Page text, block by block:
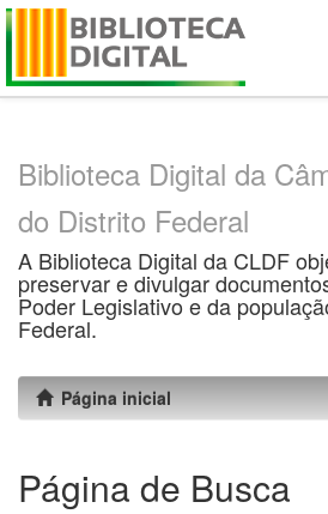
Skip
Biblioteca Digital da
do Distrito Federal
A Biblioteca Digital da CLDF
preservar e divulgar
Poder Legislativo e da
Federal.
Página inicial
Página de Busca